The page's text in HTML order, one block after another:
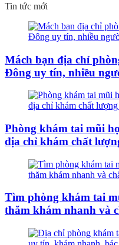
Tin tức mới
Mách bạn địa chỉ
Đông uy tín, nhiều
Phòng khám tai mũi
địa chỉ khám chất
Tìm phòng khám tai
thăm khám nhanh và